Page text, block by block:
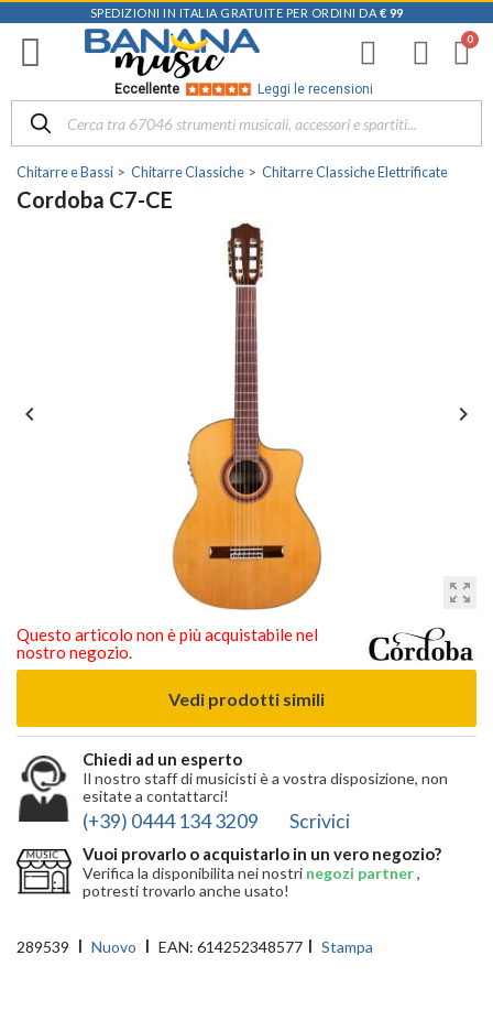
SPEDIZIONI IN ITALIA GRATUITE PER ORDINI DA € 99
Eccellente Leggi le recensioni
Chitarre e Bassi Chitarre Classiche Chitarre Classiche Elettrificate
Cordoba C7-CE
zoom_out_map
 
Questo articolo non è più acquistabile nel
nostro negozio.
Vedi prodotti simili
Chiedi ad un esperto
Il nostro staff di musicisti è a vostra disposizione, non
esitate a contattarci!
(+39) 0444 134 3209 Scrivici
Vuoi provarlo o acquistarlo in un vero negozio?
Verifica la disponibilita nei nostri negozi partner,
potresti trovarlo anche usato!
289539 Nuovo EAN: 614252348577 Stampa